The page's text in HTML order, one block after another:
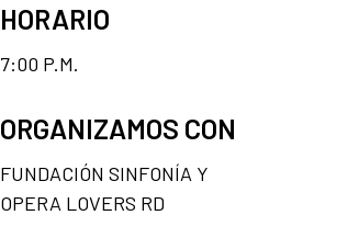
HORARIO
7:00 P.M.
ORGANIZAMOS CON
FUNDACIÓN SINFONÍA Y
OPERA LOVERS RD